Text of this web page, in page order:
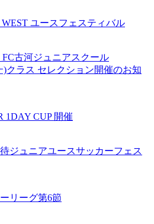
ユースフェスティバル
FC古河ジュニアスクール
)クラス セレクション開催のお知
1DAY CUP 開催
ジュニアユースサッカーフェス
リーグ第6節